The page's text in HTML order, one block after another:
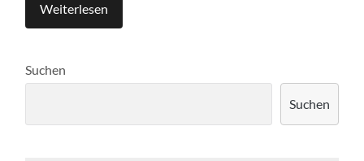
Weiterlesen
Suchen
Suchen